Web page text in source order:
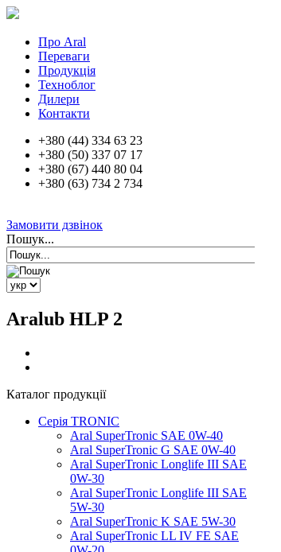
Про Aral
Переваги
Продукція
Техноблог
Дилери
Контакти
+380 (44) 334 63 23
+380 (50) 337 07 17
+380 (67) 440 80 04
+380 (63) 734 2 734
Замовити дзвінок
Пошук...
Aralub HLP 2
Каталог продукції
Серія TRONIC
Aral SuperTronic SAE 0W-40
Aral SuperTronic G SAE 0W-40
Aral SuperTronic Longlife III SAE
0W-30
Aral SuperTronic Longlife III SAE
5W-30
Aral SuperTronic K SAE 5W-30
Aral SuperTronic LL IV FE SAE